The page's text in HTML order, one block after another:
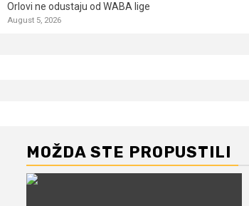
Orlovi ne odustaju od WABA lige
August 5, 2026
MOŽDA STE PROPUSTILI